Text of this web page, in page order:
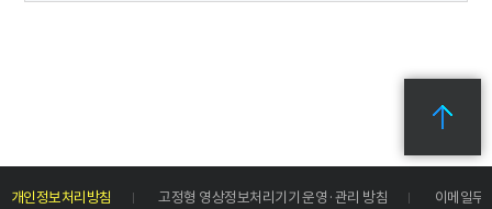
개인정보처리방침 고정형 영상정보처리기기 운영·관리 방침 이메일무